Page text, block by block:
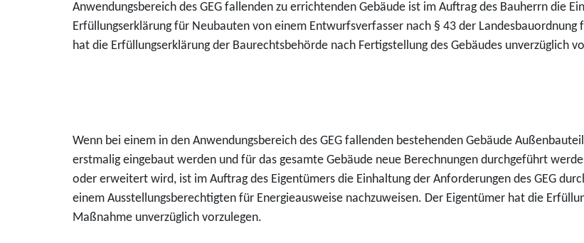
Anwendungsbereich des GEG fallenden zu errichtenden Gebäude ist im Auftrag des Bauherrn die
Erfüllungserklärung für Neubauten von einem Entwurfsverfasser nach § 43 der
hat die Erfüllungserklärung der Baurechtsbehörde nach Fertigstellung des Gebäudes unverzüglich
Wenn bei einem in den Anwendungsbereich des GEG fallenden bestehenden Gebäude
erstmalig eingebaut werden und für das gesamte Gebäude neue Berechnungen durchgeführt
oder erweitert wird, ist im Auftrag des Eigentümers die Einhaltung der Anforderungen des GEG
einem Ausstellungsberechtigten für Energieausweise nachzuweisen. Der Eigentümer hat die
Maßnahme unverzüglich vorzulegen.